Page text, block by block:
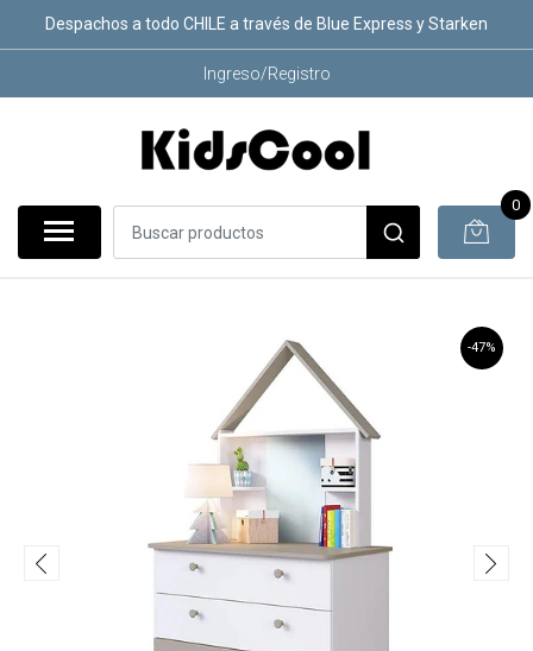
Despachos a todo CHILE a través de Blue Express y Starken
Ingreso/Registro
0
-47%